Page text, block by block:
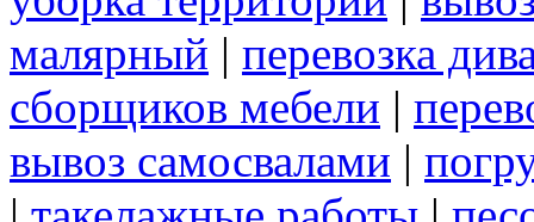
малярный | перевозка
сборщиков мебели |
вывоз самосвалами |